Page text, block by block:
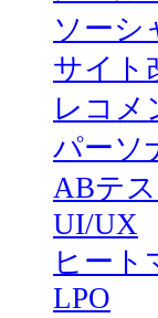
ソーシ
サイト
レコメ
パーソ
ABテス
UI/UX
ヒート
LPO